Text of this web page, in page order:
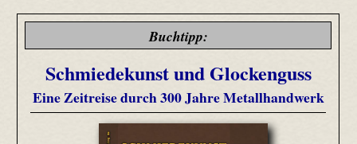
Buchtipp:
Schmiedekunst und Glockenguss
Eine Zeitreise durch 300 Jahre Metallhandwerk